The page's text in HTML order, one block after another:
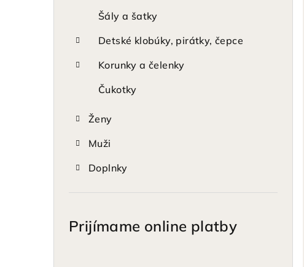
Šály a šatky
Detské klobúky, pirátky, čepce
Korunky a čelenky
Čukotky
Ženy
Muži
Doplnky
Prijímame online platby